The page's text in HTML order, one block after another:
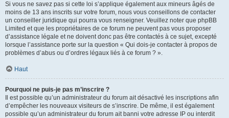
Si vous ne savez pas si cette loi s’applique également aux mineurs âgés de
moins de 13 ans inscrits sur votre forum, nous vous conseillons de contacter
un conseiller juridique qui pourra vous renseigner. Veuillez noter que phpBB
Limited et que les propriétaires de ce forum ne peuvent pas vous proposer
d’assistance légale et ne doivent donc pas être contactés à ce sujet, excepté
lorsque l’assistance porte sur la question « Qui dois-je contacter à propos de
problèmes d’abus ou d’ordres légaux liés à ce forum ? ».
Haut
Pourquoi ne puis-je pas m’inscrire ?
Il est possible qu’un administrateur du forum ait désactivé les inscriptions afin
d’empêcher les nouveaux visiteurs de s’inscrire. De même, il est également
possible qu’un administrateur du forum ait banni votre adresse IP ou interdit